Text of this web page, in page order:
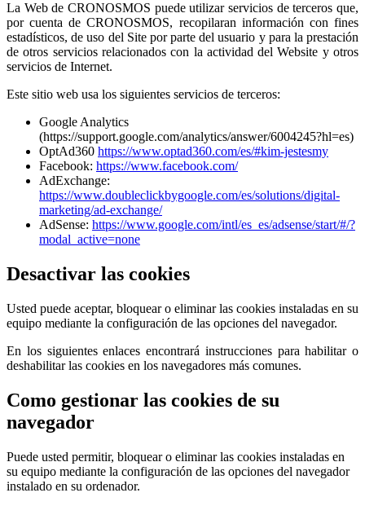
La Web de CRONOSMOS puede utilizar servicios de terceros que,
por cuenta de CRONOSMOS, recopilaran información con fines
estadísticos, de uso del Site por parte del usuario y para la prestación
de otros servicios relacionados con la actividad del Website y otros
servicios de Internet.
Este sitio web usa los siguientes servicios de terceros:
Google Analytics
(https://support.google.com/analytics/answer/6004245?hl=es)
OptAd360 https://www.optad360.com/es/#kim-jestesmy
Facebook: https://www.facebook.com/
AdExchange:
https://www.doubleclickbygoogle.com/es/solutions/digital-
marketing/ad-exchange/
AdSense: https://www.google.com/intl/es_es/adsense/start/#/?
modal_active=none
Desactivar las cookies
Usted puede aceptar, bloquear o eliminar las cookies instaladas en su
equipo mediante la configuración de las opciones del navegador.
En los siguientes enlaces encontrará instrucciones para habilitar o
deshabilitar las cookies en los navegadores más comunes.
Como gestionar las cookies de su
navegador
Puede usted permitir, bloquear o eliminar las cookies instaladas en
su equipo mediante la configuración de las opciones del navegador
instalado en su ordenador.